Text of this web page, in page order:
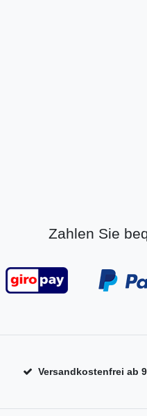
Zahlen Sie
Versandkostenfrei ab